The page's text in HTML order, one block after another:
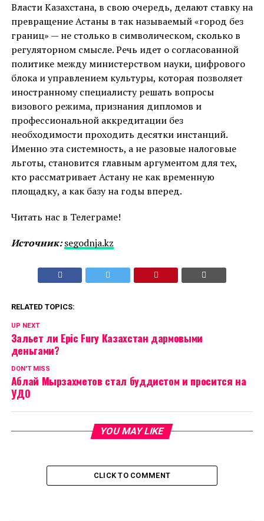
Власти Казахстана, в свою очередь, делают ставку на
превращение Астаны в так называемый «город без
границ» — не столько в символическом, сколько в
регуляторном смысле. Речь идет о согласованной
политике между министерством науки, цифрового
блока и управлением культуры, которая позволяет
иностранному специалисту решать вопросы
визового режима, признания дипломов и
профессиональной аккредитации без
необходимости проходить десятки инстанций.
Именно эта системность, а не разовые налоговые
льготы, становится главным аргументом для тех,
кто рассматривает Астану не как временную
площадку, а как базу на годы вперед.
Читать нас в Телеграме!
Источник: segodnja.kz
RELATED TOPICS:
UP NEXT
Зальет ли Epic Fury Казахстан дармовыми
деньгами?
DON'T MISS
Аблай Мырзахметов стал буддистом и просится на
УДО
YOU MAY LIKE
CLICK TO COMMENT